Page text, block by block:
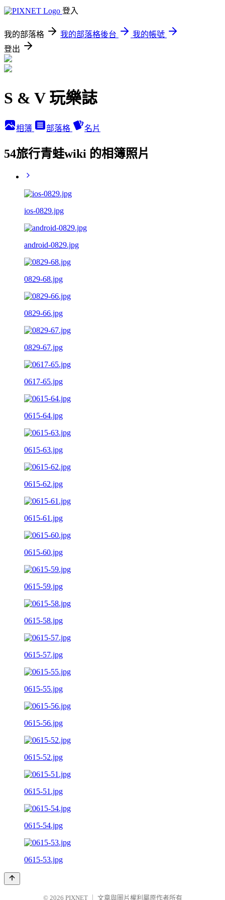
登入
我的部落格 我的部落格後台
我的帳號
登出
S & V 玩樂誌
相簿 部落格 名片
54旅行青蛙wiki 的相簿照片
ios-0829.jpg
android-0829.jpg
0829-68.jpg
0829-66.jpg
0829-67.jpg
0617-65.jpg
0615-64.jpg
0615-63.jpg
0615-62.jpg
0615-61.jpg
0615-60.jpg
0615-59.jpg
0615-58.jpg
0615-57.jpg
0615-55.jpg
0615-56.jpg
0615-52.jpg
0615-51.jpg
0615-54.jpg
0615-53.jpg
© 2026 PIXNET 文章與圖片權利屬原作者所有